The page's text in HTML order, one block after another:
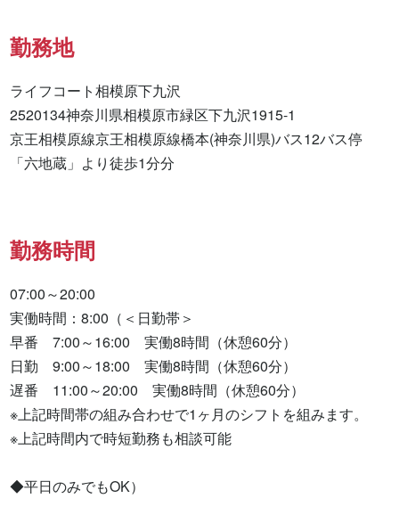
勤務地
ライフコート相模原下九沢
2520134神奈川県相模原市緑区下九沢1915-1
京王相模原線京王相模原線橋本(神奈川県)バス12バス停
「六地蔵」より徒歩1分分
勤務時間
07:00～20:00
実働時間：8:00（＜日勤帯＞
早番　7:00～16:00　実働8時間（休憩60分）
日勤　9:00～18:00　実働8時間（休憩60分）
遅番　11:00～20:00　実働8時間（休憩60分）
※上記時間帯の組み合わせで1ヶ月のシフトを組みます。
※上記時間内で時短勤務も相談可能
◆平日のみでもOK）